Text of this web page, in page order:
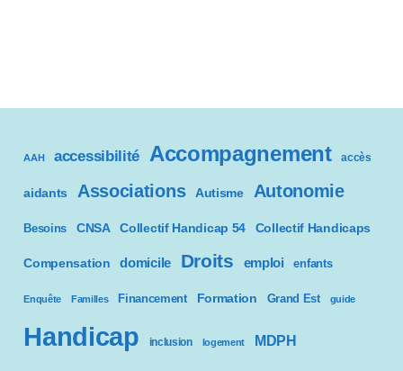
AAH accessibilité Accompagnement accès
aidants Associations Autisme Autonomie
Besoins CNSA Collectif Handicap 54 Collectif Handicaps
Compensation domicile Droits emploi enfants
Enquête Familles Financement Formation Grand Est guide
Handicap inclusion logement MDPH